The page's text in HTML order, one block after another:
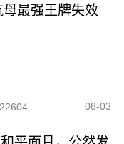
最强王牌失效
22604 08-03